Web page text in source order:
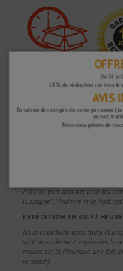
Frais de port gratuits pour les
l'Espagne*, l'Andorre et le
EXPÉDITION EN 48-72
Nous expédions dans toute
sont normalement expédiées le
heures sur la Péninsule une fois
vendredi).
Du 31
10 % de réduction sur tous
AVIS
En raison des congés de notre personnel,
seront
Nous vous prions de